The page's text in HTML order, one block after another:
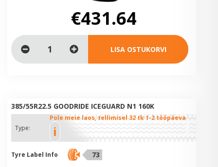
€431.64
LISA OSTUKORVI
385/55R22.5 GOODRIDE ICEGUARD N1 160K
Type:
Pole meie laos, tellimisel 32 tk 1-2 tööpäeva
i
Tyre Label Info 73